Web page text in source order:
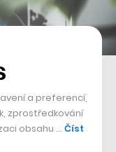
a preferencí,
zprostředkování
obsahu … Číst